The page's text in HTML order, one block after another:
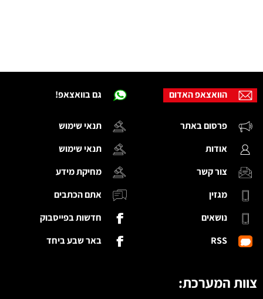
גם בוואצאפ!
תנאי שימוש
תנאי שימוש
מחיקת מידע
אתם הכתבים
חדשות בפייסבוק
באר שבע ביחד
הוואצאפ האדום
פרסום באתר
אודות
צור קשר
מגזין
נושאים
RSS
צוות המערכת: